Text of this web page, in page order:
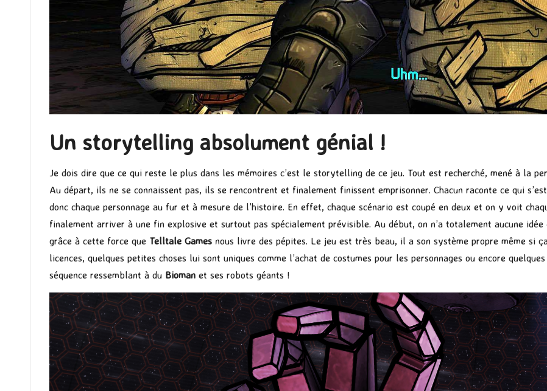
Un storytelling absolument génial !
Je dois dire que ce qui reste le plus dans les mémoires c’est le storytelling de ce jeu. Tout est recherché, mené à la
Au départ, ils ne se connaissent pas, ils se rencontrent et finalement finissent emprisonner. Chacun raconte ce qui
donc chaque personnage au fur et à mesure de l’histoire. En effet, chaque scénario est coupé en deux et on y voit
finalement arriver à une fin explosive et surtout pas spécialement prévisible. Au début, on n’a totalement aucune
grâce à cette force que Telltale Games nous livre des pépites. Le jeu est très beau, il a son système propre même si
licences, quelques petites choses lui sont uniques comme l’achat de costumes pour les personnages ou encore
séquence ressemblant à du Bioman et ses robots géants !